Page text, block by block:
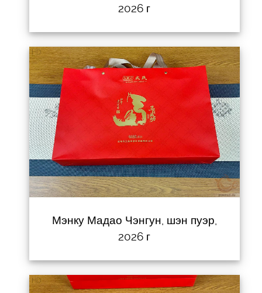
2026 г
Мэнку Мадао Чэнгун, шэн пуэр,
2026 г